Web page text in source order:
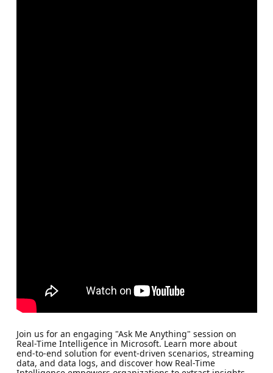
Join us for an engaging "Ask Me Anything" session on
Real-Time Intelligence in Microsoft. Learn more about
end-to-end solution for event-driven scenarios, streaming
data, and data logs, and discover how Real-Time